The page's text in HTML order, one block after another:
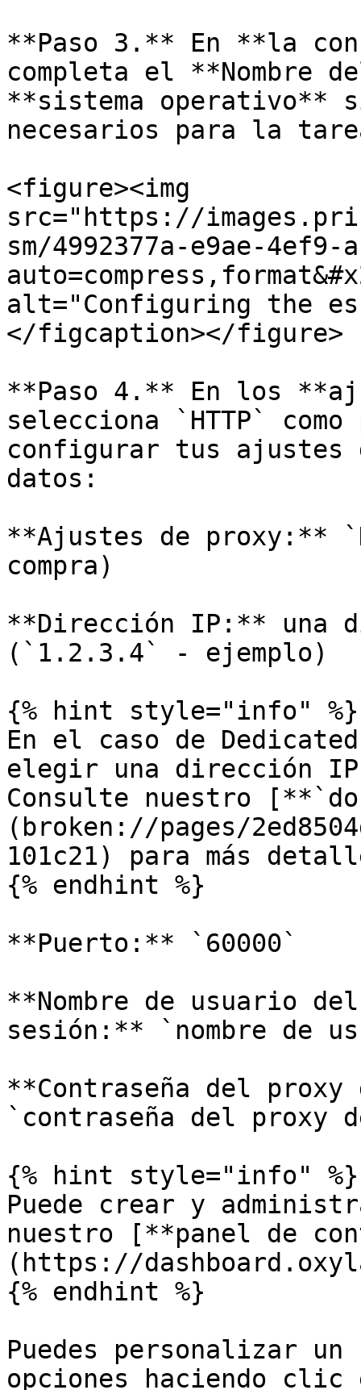
**Paso 3.** En **la
completa el **Nombre
**sistema operativo**
necesarios para la
<figure><img
src="https://
sm/4992377a-e9ae-4ef9-
alt="Configuring the
</figcaption></figure>
**Paso 4.** En los
selecciona `HTTP`
configurar tus ajustes
datos:
**Ajustes de proxy:**
compra)
**Dirección IP:** una
(`1.2.3.4` - ejemplo)
{% hint style="info" %}
En el caso de
elegir una dirección
Consulte nuestro
(broken://pages/
101c21) para más
{% endhint %}
**Puerto:** `60000`
**Nombre de usuario
sesión:** `nombre de
**Contraseña del
`contraseña del proxy
{% hint style="info" %}
Puede crear y
nuestro [**panel de
(https://
{% endhint %}
Puedes personalizar un
opciones haciendo